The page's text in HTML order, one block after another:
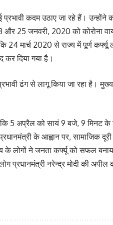
कदम उठाए जा रहे हैं। उन्होंने
और 25 जनवरी, 2020 को कोरोना
मार्च 2020 से राज्य में पूर्ण कर्फ्यू
दिया गया है।
ढंग से लागू किया जा रहा है।
5 अप्रैल को सायं 9 बजे, 9 मिनट के
के आह्वान पर, सामाजिक
के लोगों ने जनता कर्फ्यू को सफल
प्रधानमंत्री नरेन्द्र मोदी की अपील